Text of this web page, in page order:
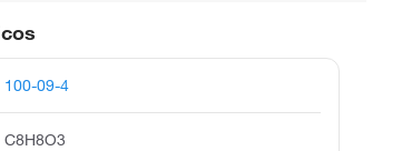
100-09-4
C8H8O3